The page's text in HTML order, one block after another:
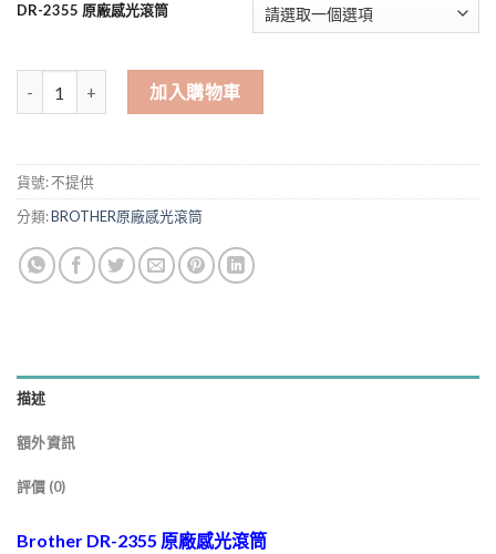
DR-2355 原廠感光滾筒
Brother DR-2355 原廠感光滾筒 L2320D L2540DW L2700D
加入購物車
貨號:不提供
分類:BROTHER原廠感光滾筒
描述
額外資訊
評價 (0)
Brother DR-2355 原廠感光滾筒